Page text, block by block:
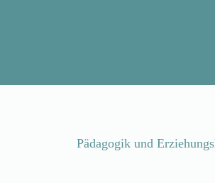
Pädagogik und